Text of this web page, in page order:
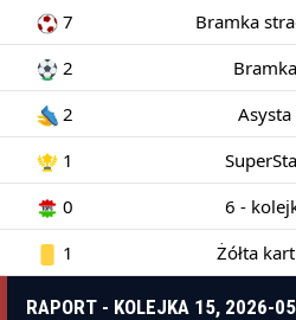
7
Bramka
2
Bramka
2
Asysta
1
0
6 -
1
Żółta
RAPORT - KOLEJKA 15, 2026-